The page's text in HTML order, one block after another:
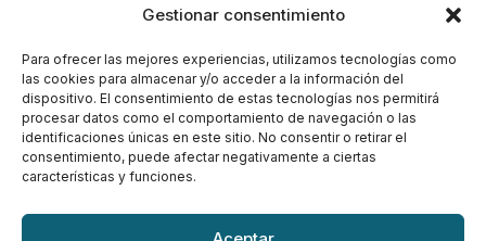
Gestionar consentimiento
Para ofrecer las mejores experiencias, utilizamos tecnologías como
las cookies para almacenar y/o acceder a la información del
dispositivo. El consentimiento de estas tecnologías nos permitirá
procesar datos como el comportamiento de navegación o las
identificaciones únicas en este sitio. No consentir o retirar el
consentimiento, puede afectar negativamente a ciertas
características y funciones.
nuestrosmomentosmontessori@gmail.com
Legal
Aviso legal
Política de cookies (UE)